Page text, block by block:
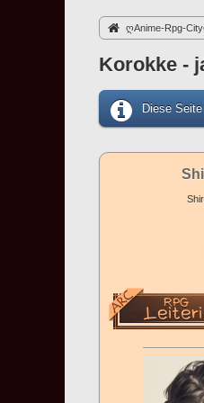
ღAnime-Rpg-
Korokke -
Diese